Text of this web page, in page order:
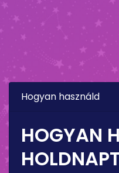
Hogyan használd
HOGYAN